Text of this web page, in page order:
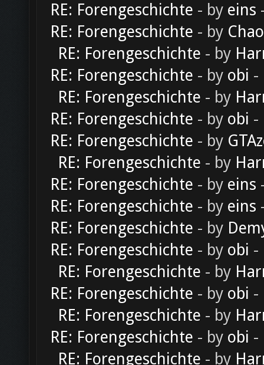
RE: Forengeschichte - by eins
RE: Forengeschichte - by
RE: Forengeschichte - by
RE: Forengeschichte - by obi -
RE: Forengeschichte - by
RE: Forengeschichte - by obi -
RE: Forengeschichte - by
RE: Forengeschichte - by
RE: Forengeschichte - by eins
RE: Forengeschichte - by eins
RE: Forengeschichte - by
RE: Forengeschichte - by obi -
RE: Forengeschichte - by
RE: Forengeschichte - by obi -
RE: Forengeschichte - by
RE: Forengeschichte - by obi -
RE: Forengeschichte - by